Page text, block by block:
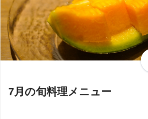
7月の旬料理メニュー